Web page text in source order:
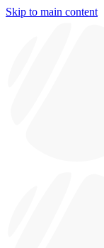
Skip to main content